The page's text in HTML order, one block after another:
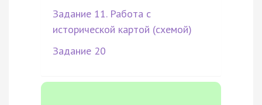
Задание 11. Работа с
исторической картой (схемой)
Задание 20